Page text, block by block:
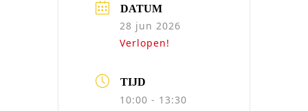
DATUM
28 jun 2026
Verlopen!
TIJD
10:00 - 13:30